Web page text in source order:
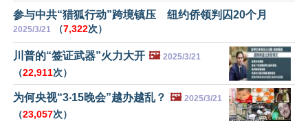
参与中共“猎狐行动”跨境镇压 纽约侨领判囚20个月
2025/3/21 （7,322次）
川普的“签证武器”火力大开 🖼️ 2025/3/21
（22,911次）
为何央视“3‧15晚会”越办越乱？ 🖼️ 2025/3/21
（23,057次）